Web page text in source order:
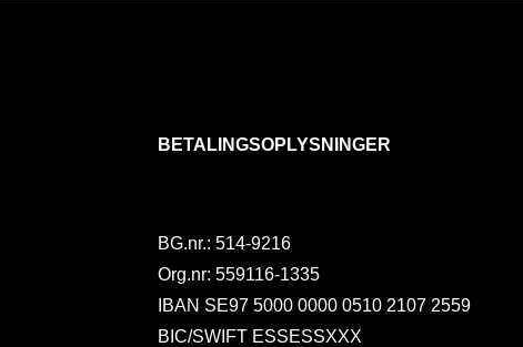
BETALINGSOPLYSNINGER
BG.nr.: 514-9216
Org.nr: 559116-1335
IBAN SE97 5000 0000 0510 2107 2559
BIC/SWIFT ESSESSXXX